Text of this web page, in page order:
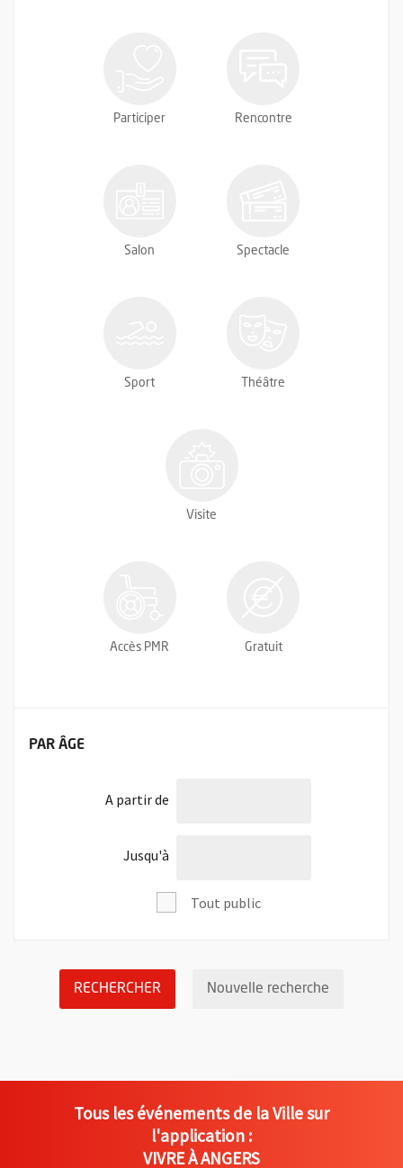
Participer Rencontre
Salon Spectacle
Sport Théâtre
Visite
Accès PMR Gratuit
FILTRER LES ÉVÉNEMENTS
PAR ÂGE
A partir del'âge de
Jusqu'àl'âge de
Tout public
RECHERCHER LANCER LA RECHERCHE DES
Nouvelle recherche
Tous les événements de la Ville sur
l'application :
VIVRE À ANGERS